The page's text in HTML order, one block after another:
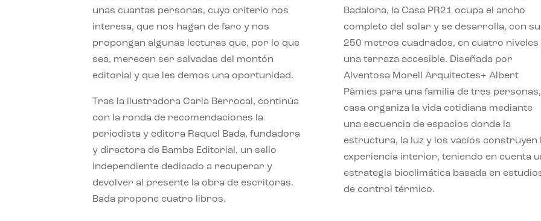
unas cuantas personas, cuyo criterio nos
interesa, que nos hagan de faro y nos
propongan algunas lecturas que, por lo que
sea, merecen ser salvadas del montón
editorial y que les demos una oportunidad.
Tras la ilustradora Carla Berrocal, continúa
con la ronda de recomendaciones la
periodista y editora Raquel Bada, fundadora
y directora de Bamba Editorial, un sello
independiente dedicado a recuperar y
devolver al presente la obra de escritoras.
Bada propone cuatro libros.
Badalona, la Casa PR21 ocupa el ancho
completo del solar y se desarrolla, con
250 metros cuadrados, en cuatro niveles
una terraza accesible. Diseñada por
Alventosa Morell Arquitectes+ Albert
Pàmies para una familia de tres
casa organiza la vida cotidiana mediante
una secuencia de espacios donde la
estructura, la luz y los vacíos construyen
experiencia interior, teniendo en cuenta
estrategia bioclimática basada en
de control térmico.